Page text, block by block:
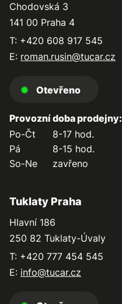
Chodovská 3
141 00 Praha 4
T: +420 608 917 545
E: roman.rusin@tucar.cz
Otevřeno
Provozní doba prodejny:
Po-Čt
8-17 hod.
Pá
8-15 hod.
So-Ne
zavřeno
Tuklaty Praha
Hlavní 186
250 82 Tuklaty-Úvaly
T: +420 777 454 545
E: info@tucar.cz